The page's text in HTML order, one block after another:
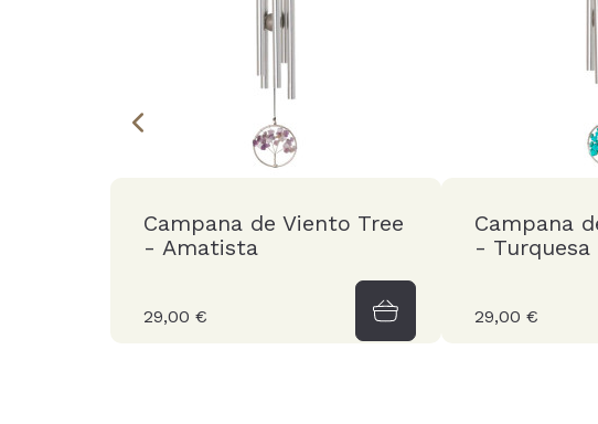
Campana de Viento Tree
- Amatista
29,00 €
Campana
- Turquesa
29,00 €